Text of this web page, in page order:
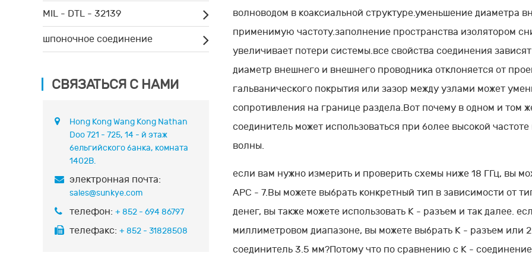
MIL - DTL - 32139
шпоночное соединение
СВЯЗАТЬСЯ С НАМИ
Hong Kong Wang Kong Nathan
Doo 721 - 725, 14 - й этаж
бельгийского банка, комната
1402B.
электронная почта:
sales@sunkye.com
телефон: + 852 - 694 86797
телефакс: + 852 - 31828508
волноводом в коаксиальной структуре.уменьшение диаметра
применимую частоту.заполнение пространства изолятором
увеличивает потери системы.все свойства соединения
диаметр внешнего и внешнего проводника отклоняется от
гальванического покрытия или зазор между узлами может
сопротивления на границе раздела.Вот почему в одном и том
соединитель может использоваться при более высокой
волны.
если вам нужно измерить и проверить схемы ниже 18 ГГц, вы
APC - 7.Вы можете выбрать конкретный тип в зависимости от
денег, вы также можете использовать K - разъем и так далее.
миллиметровом диапазоне, вы можете выбрать K - разъем или
соединитель 3.5 мм?Потому что по сравнению с K -